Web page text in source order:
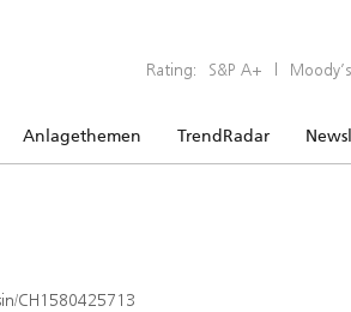
Rating: S&P A+ |
Anlagethemen TrendRadar
CH1580425713